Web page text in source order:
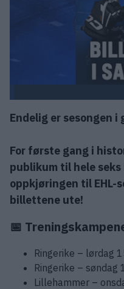
Endelig er sesongen i
For første gang i
publikum til hele seks
oppkjøringen til EHL-
billettene ute!
📅
Ringerike – lørdag
Ringerike – søndag
Lillehammer –